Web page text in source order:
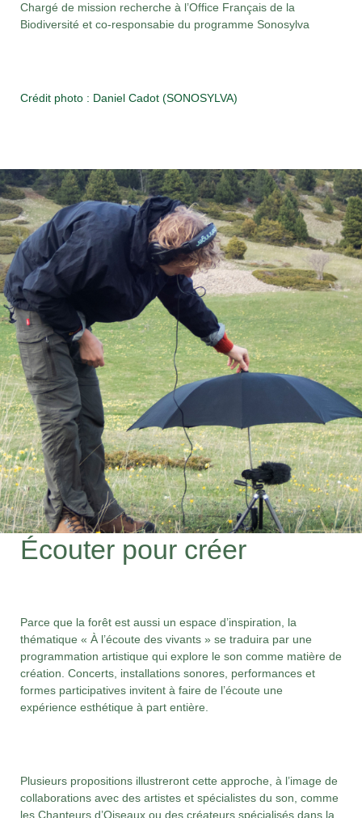
Chargé de mission recherche à l’Office Français de la
Biodiversité et co-responsabie du programme Sonosylva
Crédit photo : Daniel Cadot (SONOSYLVA)
Écouter pour créer
Parce que la forêt est aussi un espace d’inspiration, la
thématique « À l’écoute des vivants » se traduira par une
programmation artistique qui explore le son comme matière de
création. Concerts, installations sonores, performances et
formes participatives invitent à faire de l’écoute une
expérience esthétique à part entière.
Plusieurs propositions illustreront cette approche, à l’image de
collaborations avec des artistes et spécialistes du son, comme
les Chanteurs d’Oiseaux ou des créateurs spécialisés dans la